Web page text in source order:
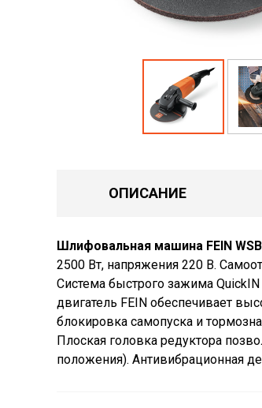
ОПИСАНИЕ
Шлифовальная машина FEIN
2500 Вт, напряжения 220 В.
Система быстрого зажима
двигатель FEIN обеспечивает
блокировка самопуска и
Плоская головка редуктора
положения). Антивибрационная